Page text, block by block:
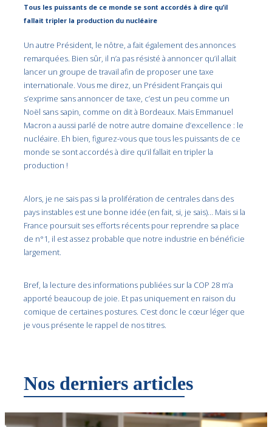
Tous les puissants de ce monde se sont accordés à dire qu’il
fallait tripler la production du nucléaire
Un autre Président, le nôtre, a fait également des annonces
remarquées. Bien sûr, il n’a pas résisté à annoncer qu’il allait
lancer un groupe de travail afin de proposer une taxe
internationale. Vous me direz, un Président Français qui
s’exprime sans annoncer de taxe, c’est un peu comme un
Noël sans sapin, comme on dit à Bordeaux. Mais Emmanuel
Macron a aussi parlé de notre autre domaine d’excellence : le
nucléaire. Eh bien, figurez-vous que tous les puissants de ce
monde se sont accordés à dire qu’il fallait en tripler la
production !
Alors, je ne sais pas si la prolifération de centrales dans des
pays instables est une bonne idée (en fait, si, je sais)… Mais si la
France poursuit ses efforts récents pour reprendre sa place
de n°1, il est assez probable que notre industrie en bénéficie
largement.
Bref, la lecture des informations publiées sur la COP 28 m’a
apporté beaucoup de joie. Et pas uniquement en raison du
comique de certaines postures. C’est donc le cœur léger que
je vous présente le rappel de nos titres.
Nos derniers articles